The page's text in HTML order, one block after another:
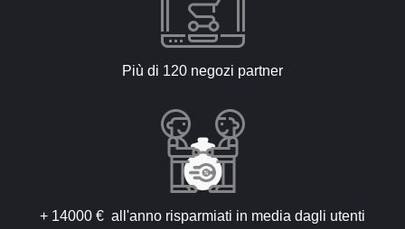
Più di 120 negozi partner
+ 14000 € all'anno risparmiati in media dagli utenti